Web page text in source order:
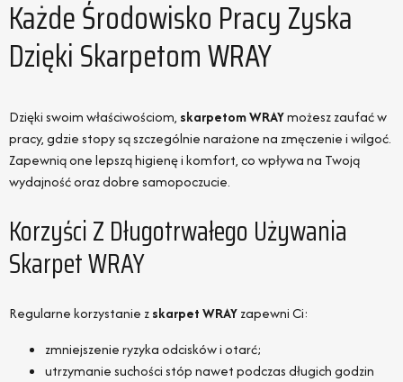
Każde Środowisko Pracy Zyska
Dzięki Skarpetom WRAY
Dzięki swoim właściwościom, skarpetom WRAYmożesz zaufać w
pracy, gdzie stopy są szczególnie narażone na zmęczenie i wilgoć.
Zapewnią one lepszą higienę i komfort, co wpływa na Twoją
wydajność oraz dobre samopoczucie.
Korzyści Z Długotrwałego Używania
Skarpet WRAY
Regularne korzystanie zskarpet WRAYzapewni Ci:
zmniejszenie ryzyka odcisków i otarć;
utrzymanie suchości stóp nawet podczas długich godzin